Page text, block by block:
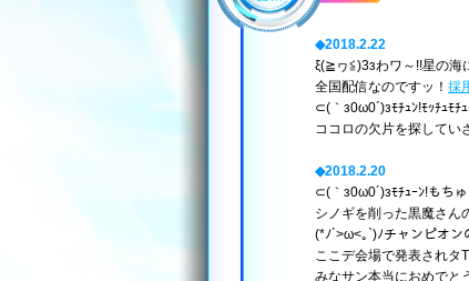
◆2018.2.22
ξ(≧ヮ≦)3зわワ～!!星の海
全国配信なのですッ！ 採
⊂(｀з0ω0´)зﾓﾁｭﾝ!ﾓｯﾁｭﾓﾁ
ココロの欠片を探してい
◆2018.2.20
⊂(｀з0ω0´)зﾓﾁｭｰﾝ!もち
シノギを削った黒魔さん
(*ﾉ´>ω<｡`)ﾉチャンピオ
ここデ会場で発表されタ
みなサン本当におめでと